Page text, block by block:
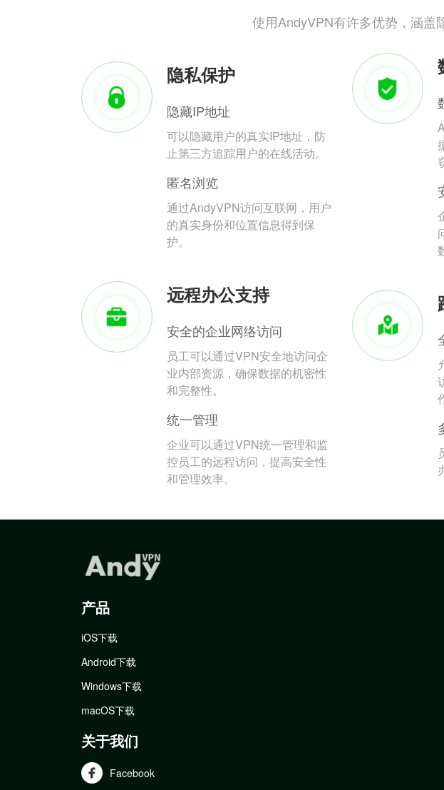
使用AndyVPN有许多优势，涵盖
隐私保护
隐藏IP地址
可以隐藏用户的真实IP地址，防
止第三方追踪用户的在线活动。
匿名浏览
通过AndyVPN访问互联网，用户
的真实身份和位置信息得到保
护。
远程办公支持
安全的企业网络访问
员工可以通过VPN安全地访问企
业内部资源，确保数据的机密性
和完整性。
统一管理
企业可以通过VPN统一管理和监
控员工的远程访问，提高安全性
和管理效率。
产品
iOS下载
Android下载
Windows下载
macOS下载
关于我们
Facebook